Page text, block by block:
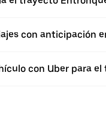
con anticipación
con Uber para